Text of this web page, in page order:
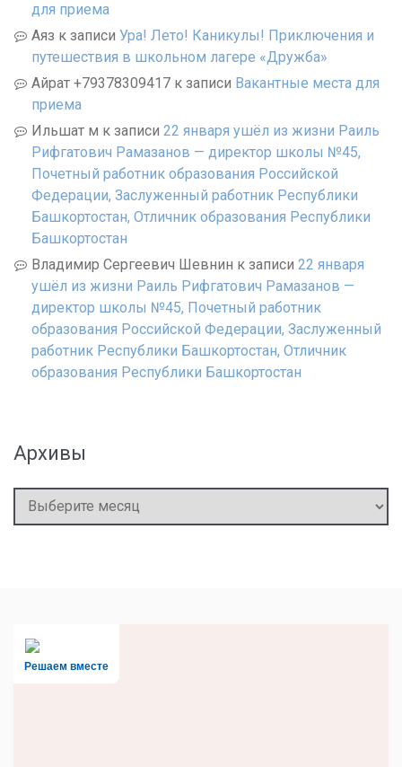
для приема
Аяз к записи Ура! Лето! Каникулы! Приключения и
путешествия в школьном лагере «Дружба»
Айрат +79378309417 к записи Вакантные места для
приема
Ильшат м к записи 22 января ушёл из жизни Раиль
Рифгатович Рамазанов — директор школы №45,
Почетный работник образования Российской
Федерации, Заслуженный работник Республики
Башкортостан, Отличник образования Республики
Башкортостан
Владимир Сергеевич Шевнин к записи 22 января
ушёл из жизни Раиль Рифгатович Рамазанов —
директор школы №45, Почетный работник
образования Российской Федерации, Заслуженный
работник Республики Башкортостан, Отличник
образования Республики Башкортостан
Архивы
Архивы
Решаем вместе